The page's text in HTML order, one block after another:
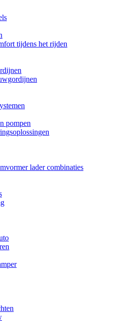
tijdens het rijden
pompen
lader combinaties